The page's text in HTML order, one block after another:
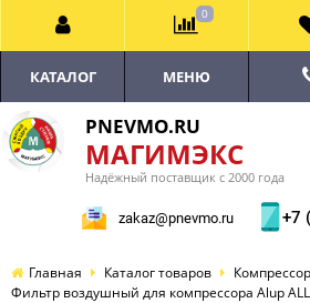
PNEVMO.RU
МАГИМЭКС
Надёжный поставщик с 2000 года
zakaz@pnevmo.ru +7
КАТАЛОГ МЕНЮ
Главная Каталог товаров
Фильтр воздушный для компрессора Alup
0